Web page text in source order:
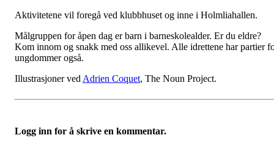
Aktivitetene vil foregå ved klubbhuset og inne i Holmliahallen.
Målgruppen for åpen dag er barn i barneskolealder. Er du eldre?
Kom innom og snakk med oss allikevel. Alle idrettene har partier
ungdommer også.
Illustrasjoner ved Adrien Coquet, The Noun Project.
Logg inn for å skrive en kommentar.